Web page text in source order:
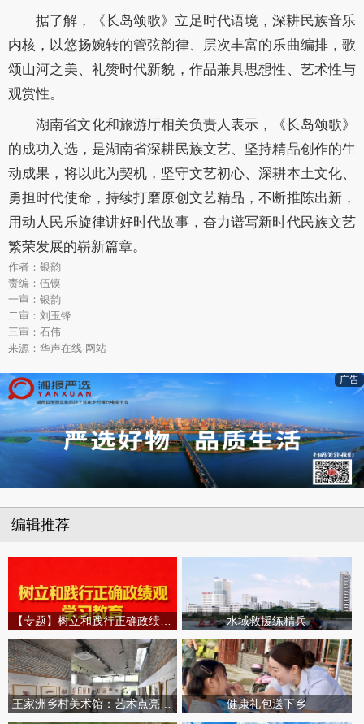
据了解，《长岛颂歌》立足时代语境，深耕民族音乐
内核，以悠扬婉转的管弦韵律、层次丰富的乐曲编排，歌
颂山河之美、礼赞时代新貌，作品兼具思想性、艺术性与
观赏性。
湖南省文化和旅游厅相关负责人表示，《长岛颂歌》
的成功入选，是湖南省深耕民族文艺、坚持精品创作的生
动成果，将以此为契机，坚守文艺初心、深耕本土文化、
勇担时代使命，持续打磨原创文艺精品，不断推陈出新，
用动人民乐旋律讲好时代故事，奋力谱写新时代民族文艺
繁荣发展的崭新篇章。
作者：银韵
责编：伍镆
一审：银韵
二审：刘玉锋
三审：石伟
来源：华声在线·网站
广告
编辑推荐
水域救援练精兵
王家洲乡村美术馆：艺术点亮田园乡村 健康礼包送下乡